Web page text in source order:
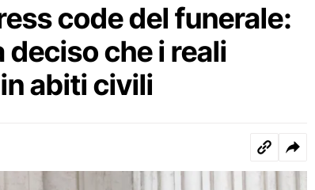
code del funerale:
deciso che i reali
abiti civili